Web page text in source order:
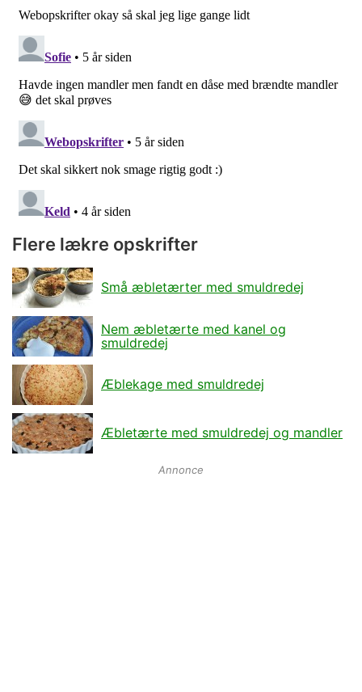
Flere lækre opskrifter
Små æbletærter med smuldredej
Nem æbletærte med kanel og
smuldredej
Æblekage med smuldredej
Æbletærte med smuldredej og mandler
Annonce